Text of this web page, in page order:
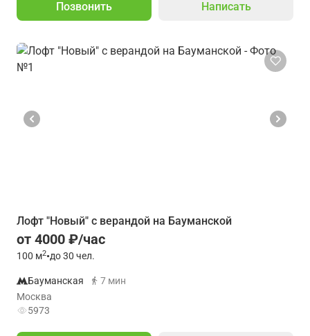
Позвонить Написать
Лофт "Новый" с верандой на Бауманской
от 4000 ₽/час
100 м2•до 30 чел.
Бауманская
7 мин
Москва
5973